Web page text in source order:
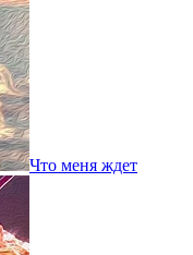
Что меня ждет